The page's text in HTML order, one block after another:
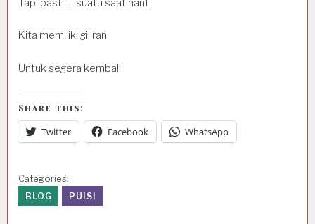
Tapi pasti … suatu saat nanti
Kita memiliki giliran
Untuk segera kembali
Share this:
Twitter Facebook WhatsApp
Categories:
BLOG
PUISI